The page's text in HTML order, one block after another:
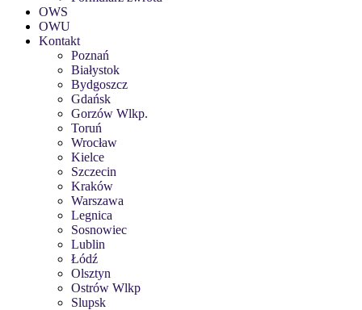
OWS
OWU
Kontakt
Poznań
Białystok
Bydgoszcz
Gdańsk
Gorzów Wlkp.
Toruń
Wrocław
Kielce
Szczecin
Kraków
Warszawa
Legnica
Sosnowiec
Lublin
Łódź
Olsztyn
Ostrów Wlkp
Slupsk